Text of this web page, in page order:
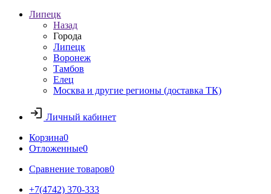
Липецк
Назад
Города
Липецк
Воронеж
Тамбов
Елец
Москва и другие регионы (доставка ТК)
Личный кабинет
Корзина0
Отложенные0
Сравнение товаров0
+7(4742) 370-333